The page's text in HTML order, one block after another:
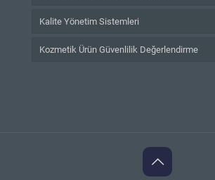
Kalite Yönetim Sistemleri
Kozmetik Ürün Güvenlilik Değerlendirme